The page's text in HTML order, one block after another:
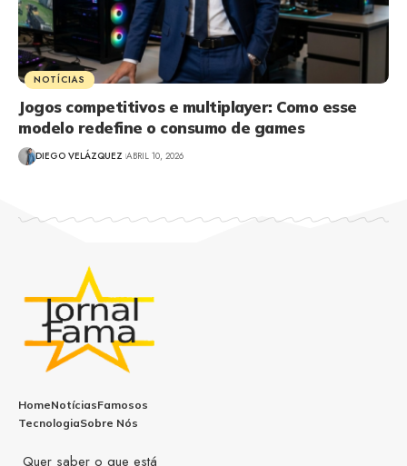
NOTÍCIAS
Jogos competitivos e multiplayer: Como esse
modelo redefine o consumo de games
DIEGO VELÁZQUEZ ABRIL 10, 2026
HomeNotíciasFamosos
TecnologiaSobre Nós
Quer saber o que está